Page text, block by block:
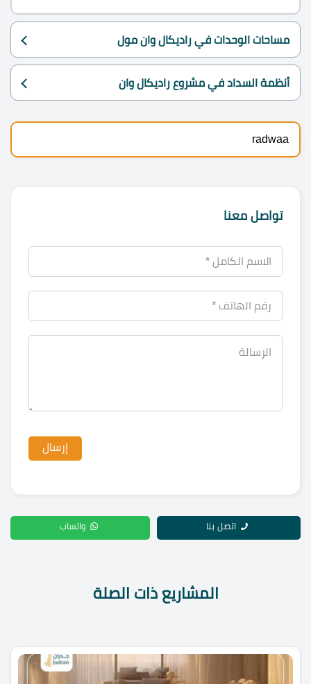
مساحات الوحدات في راديكال وان مول
أنظمة السداد في مشروع راديكال وان
radwaa
تواصل معنا
اتصل بنا واتساب
المشاريع ذات الصلة